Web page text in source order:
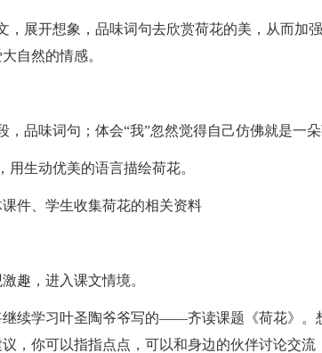
，展开想象，品味词句去欣赏荷花的美，从而加
自然的情感。
，品味词句；体会“我”忽然觉得自己仿佛就是一
用生动优美的语言描绘荷花。
件、学生收集荷花的相关资料
趣，进入课文情境。
续学习叶圣陶爷爷写的——齐读课题《荷花》。
，你可以指指点点，可以和身边的伙伴讨论交流